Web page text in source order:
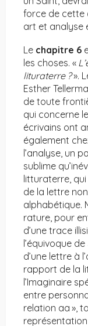
force de cette
art et analyse
Le chapitre 6
les choses. «
lituraterre?».
Esther
de toute
qui concerne
écrivains ont
également
l’analyse, un
sublime
litturaterre,
de la lettre
alphabétique.
rature, pour
d’une trace
l’équivoque
d’une lettre à
rapport de la
l’Imaginaire
entre
relation aa »,